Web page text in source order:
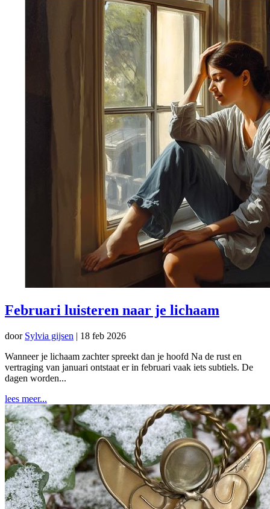
Februari luisteren naar je lichaam
door Sylvia gijsen | 18 feb 2026
Wanneer je lichaam zachter spreekt dan je hoofd Na de rust en
vertraging van januari ontstaat er in februari vaak iets subtiels. De
dagen worden...
lees meer...